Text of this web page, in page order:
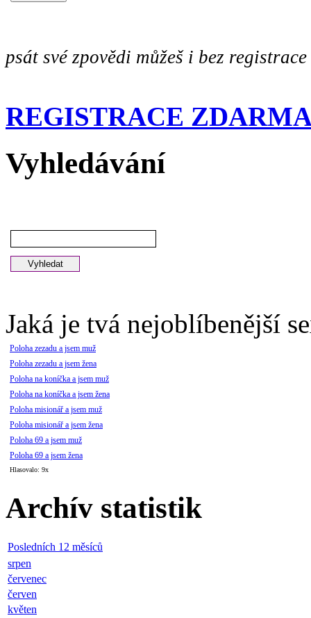
psát své zpovědi můžeš i bez registrace
REGISTRACE
Vyhledávání
Jaká je tvá nejoblíbenější
Poloha zezadu a jsem muž
Poloha zezadu a jsem žena
Poloha na koníčka a jsem muž
Poloha na koníčka a jsem žena
Poloha misionář a jsem muž
Poloha misionář a jsem žena
Poloha 69 a jsem muž
Poloha 69 a jsem žena
Hlasovalo: 9x
Archív statistik
Posledních 12 měsíců
srpen
červenec
červen
květen